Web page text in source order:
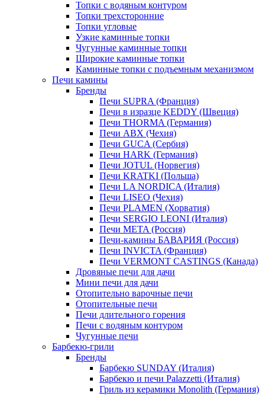
Топки с водяным контуром
Топки трехсторонние
Топки угловые
Узкие каминные топки
Чугунные каминные топки
Широкие каминные топки
Каминные топки с подъемным механизмом
Печи камины
Бренды
Печи SUPRA (Франция)
Печи в изразце KEDDY (Швеция)
Печи THORMA (Германия)
Печи ABX (Чехия)
Печи GUCA (Сербия)
Печи HARK (Германия)
Печи JOTUL (Норвегия)
Печи KRATKI (Польша)
Печи LA NORDICA (Италия)
Печи LISEO (Чехия)
Печи PLAMEN (Хорватия)
Печи SERGIO LEONI (Италия)
Печи META (Россия)
Печи-камины БАВАРИЯ (Россия)
Печи INVICTA (Франция)
Печи VERMONT CASTINGS (Канада)
Дровяные печи для дачи
Мини печи для дачи
Отопительно варочные печи
Отопительные печи
Печи длительного горения
Печи с водяным контуром
Чугунные печи
Барбекю-грили
Бренды
Барбекю SUNDAY (Италия)
Барбекю и печи Palazzetti (Италия)
Гриль из керамики Monolith (Германия)